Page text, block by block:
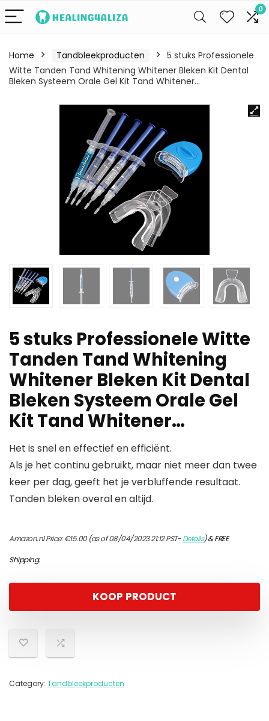
0
Home Tandbleekproducten
5 stuks Professionele
Witte Tanden Tand Whitening Whitener Bleken Kit Dental
Bleken Systeem Orale Gel Kit Tand Whitener…
5 stuks Professionele Witte
Tanden Tand Whitening
Whitener Bleken Kit Dental
Bleken Systeem Orale Gel
Kit Tand Whitener…
Het is snel en effectief en efficiënt.
Als je het continu gebruikt, maar niet meer dan twee
keer per dag, geeft het je verbluffende resultaat.
Tanden bleken overal en altijd.
Amazon.nl Price:€15.00(as of 08/04/2023 21:12 PST-Details)&FREE
Shipping.
KOOP PRODUCT
Category: Tandbleekproducten